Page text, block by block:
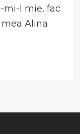
mi-l mie, fac
Alina